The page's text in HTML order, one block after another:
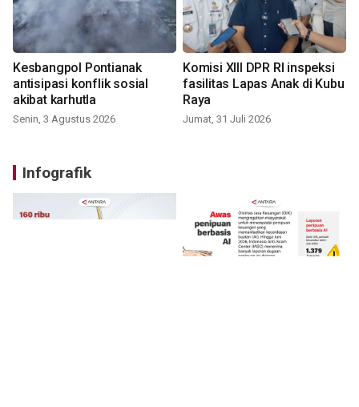
Kesbangpol Pontianak
antisipasi konflik sosial
akibat karhutla
Senin, 3 Agustus 2026
Komisi XIII DPR RI inspeksi
fasilitas Lapas Anak di Kubu
Raya
Jumat, 31 Juli 2026
Infografik